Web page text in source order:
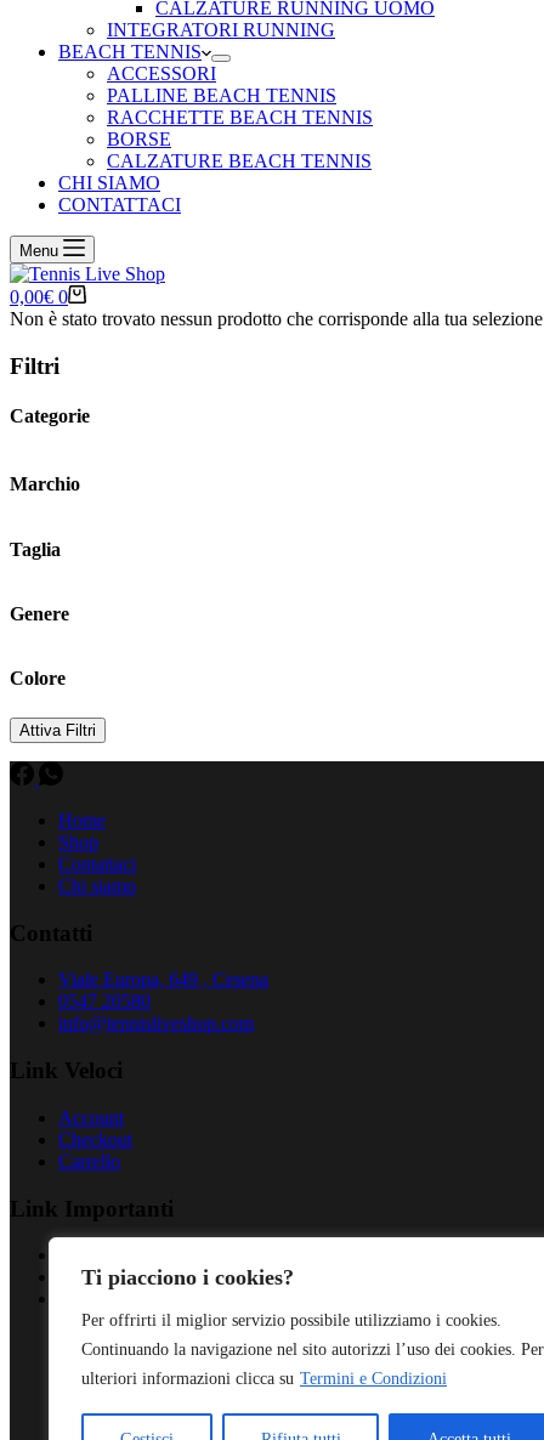
Ti piacciono i cookies?
Per offrirti il miglior servizio possibile utilizziamo i cookies.
Continuando la navigazione nel sito autorizzi l’uso dei cookies. Per
ulteriori informazioni clicca su Termini e Condizioni
CALZATURE RUNNING UOMO
INTEGRATORI RUNNING
BEACH TENNIS
ACCESSORI
PALLINE BEACH TENNIS
RACCHETTE BEACH TENNIS
BORSE
CALZATURE BEACH TENNIS
CHI SIAMO
CONTATTACI
Menu
Carrello
0,00€ 0
Non è stato trovato nessun prodotto che corrisponde alla tua
Filtri
Categorie
Marchio
Taglia
Genere
Colore
Attiva Filtri
Home
Shop
Contattaci
Chi siamo
Contatti
Viale Europa, 649 , Cesena
0547 20580
info@tennisliveshop.com
Link Veloci
Account
Checkout
Carrello
Link Importanti
Cookies Policy